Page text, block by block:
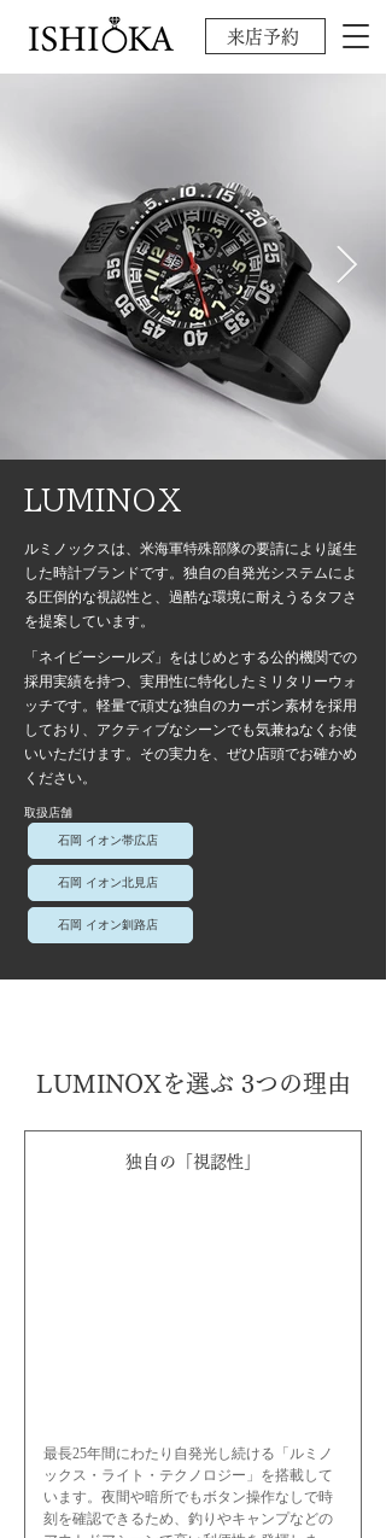
来店予約
LUMINOX
ルミノックスは、米海軍特殊部隊の要請により誕生
した時計ブランドです。独自の自発光システムによ
る圧倒的な視認性と、過酷な環境に耐えうるタフさ
を提案しています。
「ネイビーシールズ」をはじめとする公的機関での
採用実績を持つ、実用性に特化したミリタリーウォ
ッチです。軽量で頑丈な独自のカーボン素材を採用
しており、アクティブなシーンでも気兼ねなくお使
いいただけます。その実力を、ぜひ店頭でお確かめ
ください。
取扱店舗
石岡 イオン帯広店
石岡 イオン北見店
石岡 イオン釧路店
LUMINOXを選ぶ 3つの理由
独自の「視認性」
最長25年間にわたり自発光し続ける「ルミノ
ックス・ライト・テクノロジー」を搭載して
います。夜間や暗所でもボタン操作なしで時
刻を確認できるため、釣りやキャンプなどの